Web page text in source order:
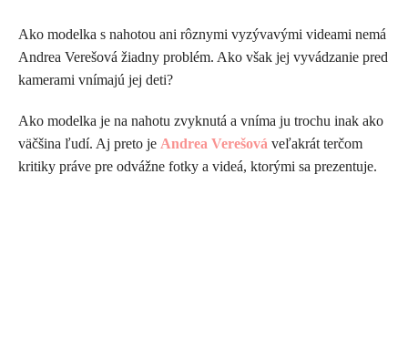
Ako modelka s nahotou ani rôznymi vyzývavými videami nemá
Andrea Verešová žiadny problém. Ako však jej vyvádzanie pred
kamerami vnímajú jej deti?
Ako modelka je na nahotu zvyknutá a vníma ju trochu inak ako
väčšina ľudí. Aj preto je Andrea Verešová veľakrát terčom
kritiky práve pre odvážne fotky a videá, ktorými sa prezentuje.